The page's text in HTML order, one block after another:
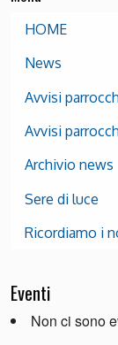
HOME
News
Avvisi
Avvisi
Archivio news
Sere di luce
Ricordiamo i
Eventi
Non ci sono